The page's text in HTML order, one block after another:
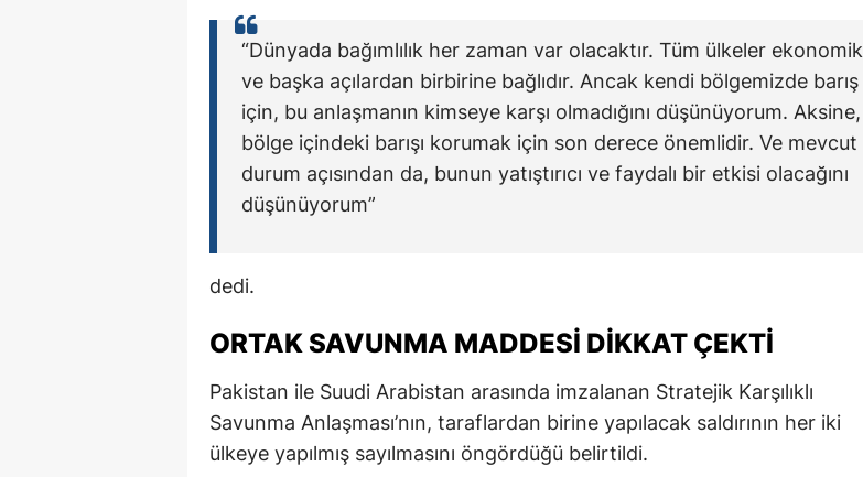
“Dünyada bağımlılık her zaman var olacaktır. Tüm ülkeler ekonomik
ve başka açılardan birbirine bağlıdır. Ancak kendi bölgemizde barış
için, bu anlaşmanın kimseye karşı olmadığını düşünüyorum. Aksine,
bölge içindeki barışı korumak için son derece önemlidir. Ve mevcut
durum açısından da, bunun yatıştırıcı ve faydalı bir etkisi olacağını
düşünüyorum”
dedi.
ORTAK SAVUNMA MADDESİ DİKKAT ÇEKTİ
Pakistan ile Suudi Arabistan arasında imzalanan Stratejik Karşılıklı
Savunma Anlaşması’nın, taraflardan birine yapılacak saldırının her iki
ülkeye yapılmış sayılmasını öngördüğü belirtildi.